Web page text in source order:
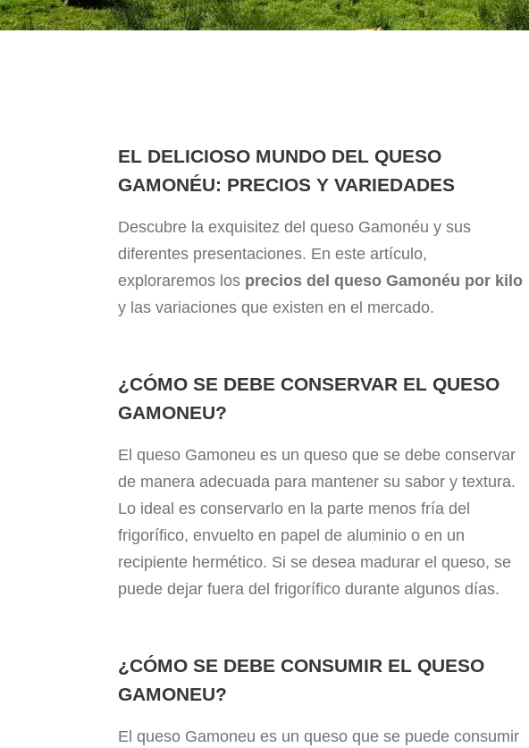
EL DELICIOSO MUNDO DEL QUESO
GAMONÉU: PRECIOS Y VARIEDADES
Descubre la exquisitez del queso Gamonéu y sus
diferentes presentaciones. En este artículo,
exploraremos los precios del queso Gamonéu por kilo
y las variaciones que existen en el mercado.
¿CÓMO SE DEBE CONSERVAR EL QUESO
GAMONEU?
El queso Gamoneu es un queso que se debe conservar
de manera adecuada para mantener su sabor y textura.
Lo ideal es conservarlo en la parte menos fría del
frigorífico, envuelto en papel de aluminio o en un
recipiente hermético. Si se desea madurar el queso, se
puede dejar fuera del frigorífico durante algunos días.
¿CÓMO SE DEBE CONSUMIR EL QUESO
GAMONEU?
El queso Gamoneu es un queso que se puede consumir